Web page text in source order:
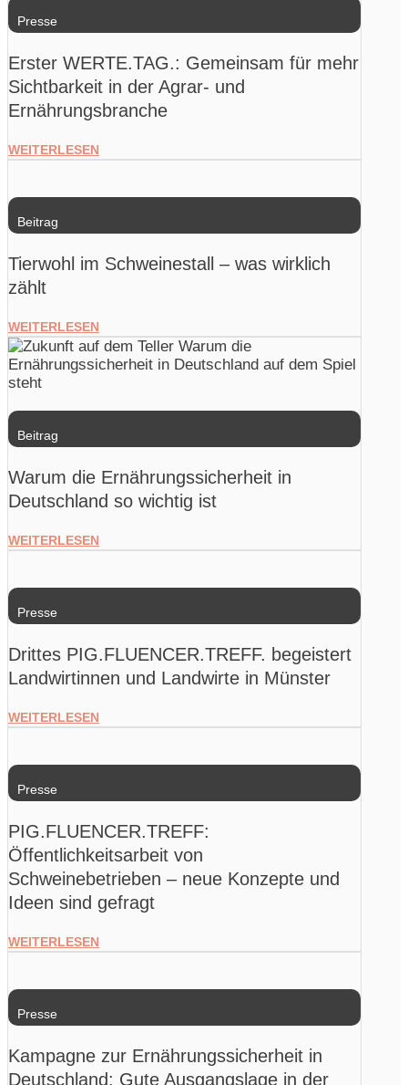
Presse
Erster WERTE.TAG.: Gemeinsam für mehr
Sichtbarkeit in der Agrar- und
Ernährungsbranche
WEITERLESEN
Beitrag
Tierwohl im Schweinestall – was wirklich
zählt
WEITERLESEN
Beitrag
Warum die Ernährungssicherheit in
Deutschland so wichtig ist
WEITERLESEN
Presse
Drittes PIG.FLUENCER.TREFF. begeistert
Landwirtinnen und Landwirte in Münster
WEITERLESEN
Presse
PIG.FLUENCER.TREFF:
Öffentlichkeitsarbeit von
Schweinebetrieben – neue Konzepte und
Ideen sind gefragt
WEITERLESEN
Presse
Kampagne zur Ernährungssicherheit in
Deutschland: Gute Ausgangslage in der